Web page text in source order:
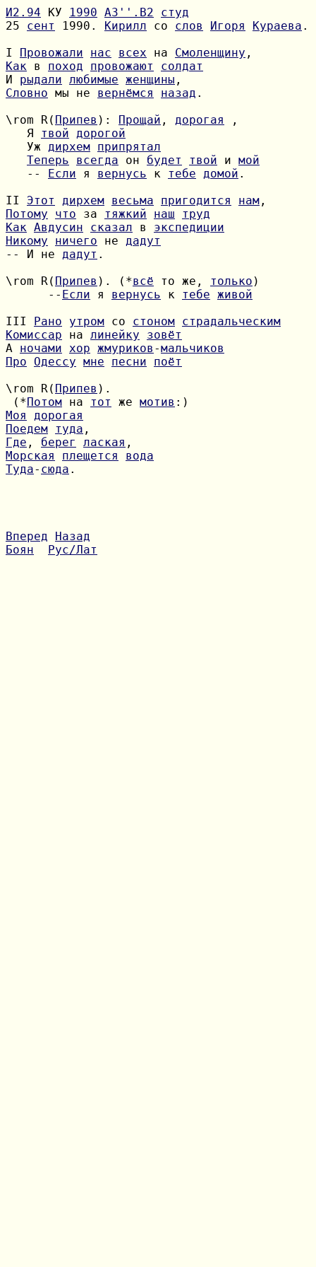
И2.94 КУ 1990 A3''.B2
студ
25 сент 1990. Кирилл со слов Игоря Кураева .
I Провожали нас всех на Смоленщину
Как в поход провожают
солдат
И рыдали любимые женщины
Словно мы не вернёмся назад .
\rom R( Припев ): Прощай , дорогая
   Я
твой дорогой
   Уж
дирхем припрятал
Теперь
всегда он будет твой и мой
   --
Если я вернусь к тебе домой .
II Этот дирхем весьма пригодится нам
Потому
что за тяжкий наш
труд
Как Авдусин сказал в экспедиции
Никому
ничего не дадут
-- И не дадут .
\rom R( Припев ). (*всё то же, только
      --
Если я вернусь к тебе живой
III Рано утром со стоном страдальческим
Комиссар на линейку
зовёт
А ночами хор жмуриков -мальчиков
Про
Одессу мне песни
поёт
\rom R( Припев
(*Потом на тот же мотив
Моя
дорогая
Поедем туда
Где , берег лаская
Морская
плещется
вода
Туда- сюда .
Вперед
Назад
Боян
Рус/Лат